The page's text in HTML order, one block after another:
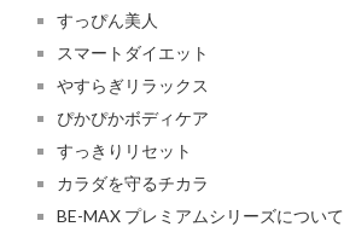
すっぴん美人
スマートダイエット
やすらぎリラックス
ぴかぴかボディケア
すっきりリセット
カラダを守るチカラ
BE-MAX プレミアムシリーズについて